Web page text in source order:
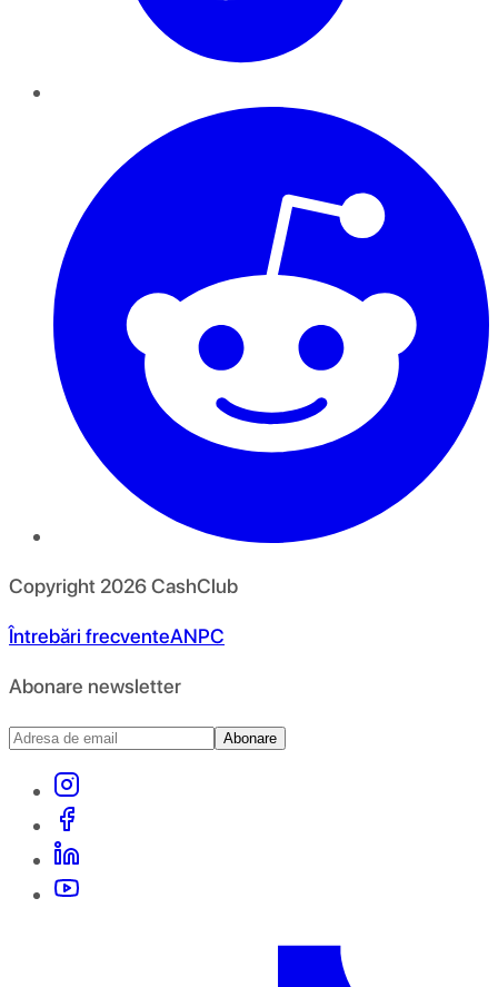
Copyright 2026CashClub
Întrebări frecventeANPC
Abonare newsletter
Abonare